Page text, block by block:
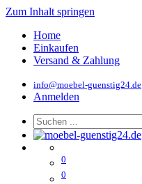
Zum Inhalt springen
Home
Einkaufen
Versand & Zahlung
info@moebel-guenstig24.de
Anmelden
0
0